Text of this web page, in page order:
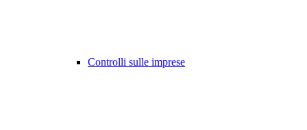
Controlli sulle imprese